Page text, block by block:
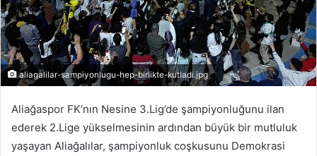
t
a
g
ö
n
e
r
m
aliagalilar-sampiyonlugu-hep-birlikte-kutladi.jpg
Aliağaspor FK’nın Nesine 3.Lig’de şampiyonluğunu ilan
ederek 2.Lige yükselmesinin ardından büyük bir mutluluk
yaşayan Aliağalılar, şampiyonluk coşkusunu Demokrasi